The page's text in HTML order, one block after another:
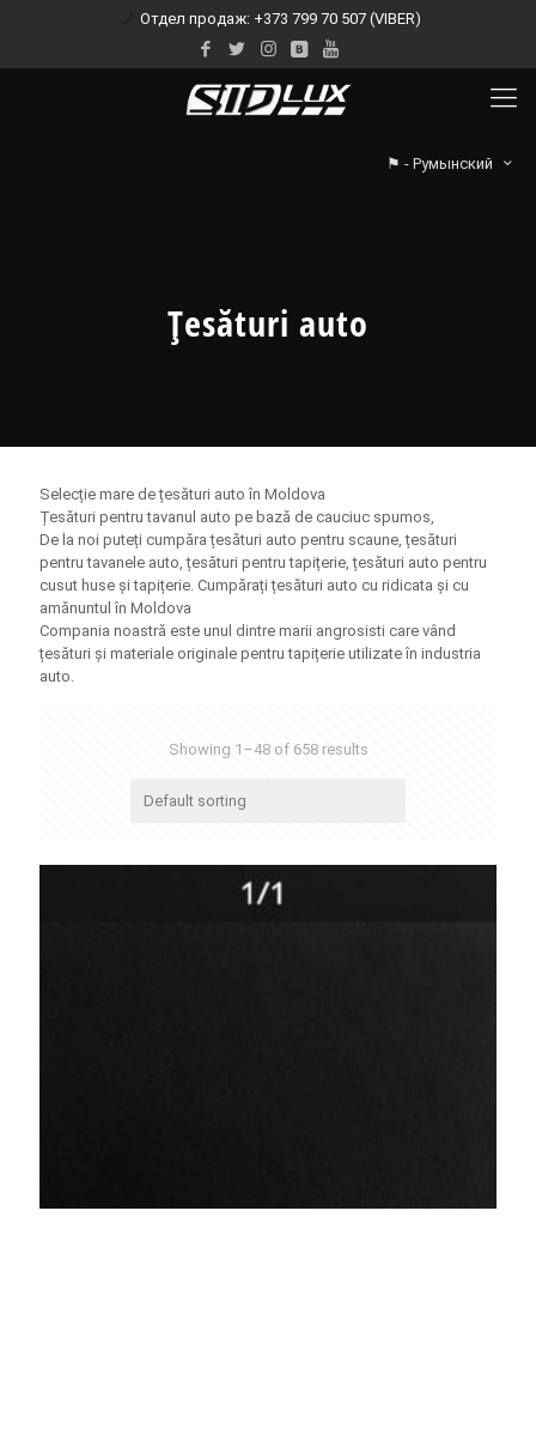
Отдел продаж: +373 799 70 507 (VIBER)
⚑ - Румынский
Țesături auto
Selecție mare de țesături auto în Moldova
Țesături pentru tavanul auto pe bază de cauciuc spumos,
De la noi puteți cumpăra țesături auto pentru scaune, țesături
pentru tavanele auto, țesături pentru tapițerie, țesături auto pentru
cusut huse și tapițerie. Cumpărați țesături auto cu ridicata și cu
amănuntul în Moldova
Compania noastră este unul dintre marii angrosisti care vând
țesături și materiale originale pentru tapițerie utilizate în industria
auto.
Showing 1–48 of 658 results